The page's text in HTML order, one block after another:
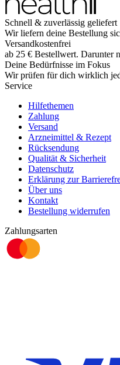
Schnell & zuverlässig geliefert
Wir liefern deine Bestellung
Versandkostenfrei
ab 25 € Bestellwert. Darunter
Deine Bedürfnisse im Fokus
Wir prüfen für dich wirklich
Service
Hilfethemen
Zahlung
Versand
Arzneimittel & Rezept
Rücksendung
Qualität & Sicherheit
Datenschutz
Erklärung zur
Über uns
Kontakt
Bestellung widerrufen
Zahlungsarten